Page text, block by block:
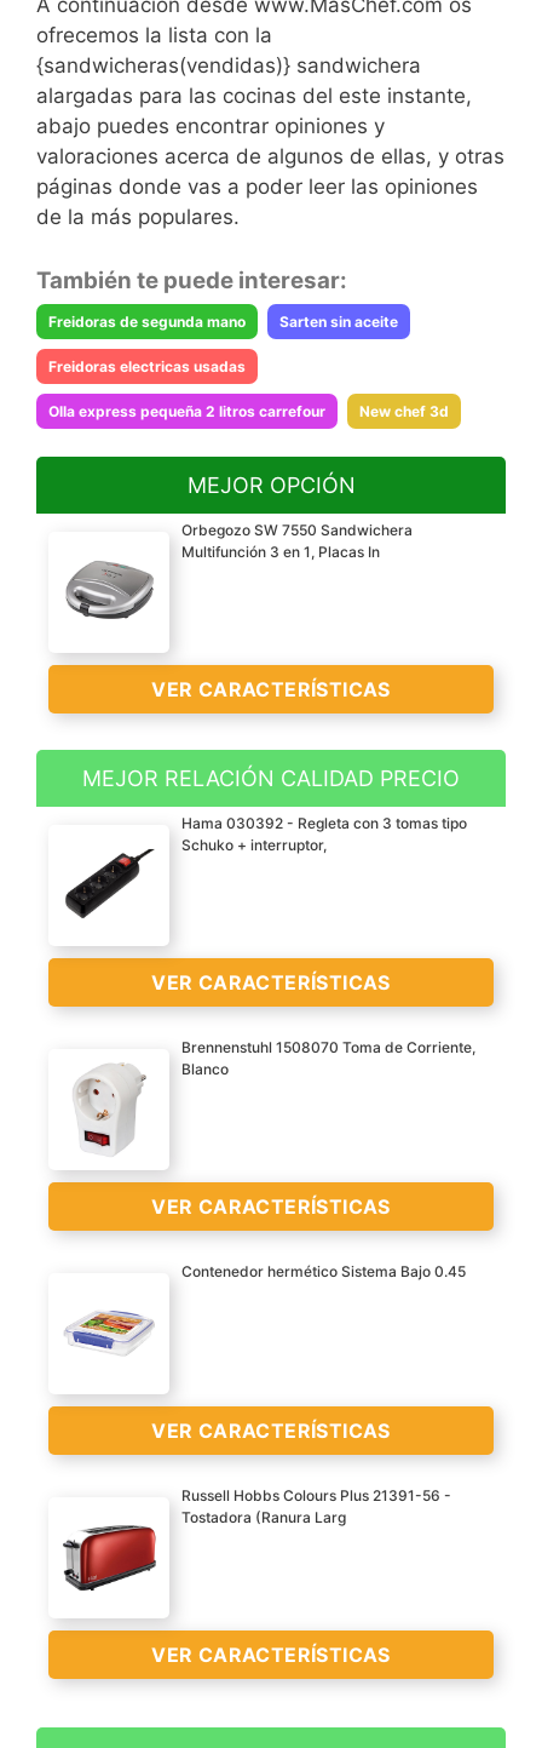
A continuación desde www.MasChef.com os
ofrecemos la lista con la
{sandwicheras(vendidas)} sandwichera
alargadas para las cocinas del este instante,
abajo puedes encontrar opiniones y
valoraciones acerca de algunos de ellas, y otras
páginas donde vas a poder leer las opiniones
de la más populares.
También te puede interesar:
Freidoras de segunda mano Sarten sin aceite
Freidoras electricas usadas
Olla express pequeña 2 litros carrefour New chef 3d
MEJOR OPCIÓN
Orbegozo SW 7550 Sandwichera
Multifunción 3 en 1, Placas In
VER CARACTERÍSTICAS
Fácil y rápida de usar
No corta el sandwich
Para sandwich/ grill/
gofre
>
MEJOR RELACIÓN CALIDAD PRECIO
Hama 030392 - Regleta con 3 tomas tipo
Schuko + interruptor,
VER CARACTERÍSTICAS
Regletas con conectores
inclinados 45º
Sección 3 x 1 mm
Con y sin interruptor de
seguridad
Longitud del cable 1,4 m
VER
Brennenstuhl 1508070 Toma de Corriente,
Blanco
VER CARACTERÍSTICAS
Interruptor
Adaptador
Enchufes 4
Contenedor hermético Sistema Bajo 0.45
VER CARACTERÍSTICAS
Producto hecho de
polipropileno
capacidad 450 ml
Cierre ermético gracias a
VER
CARACTERÍSTICAS
Russell Hobbs Colours Plus 21391-56 -
Tostadora (Ranura Larg
VER CARACTERÍSTICAS